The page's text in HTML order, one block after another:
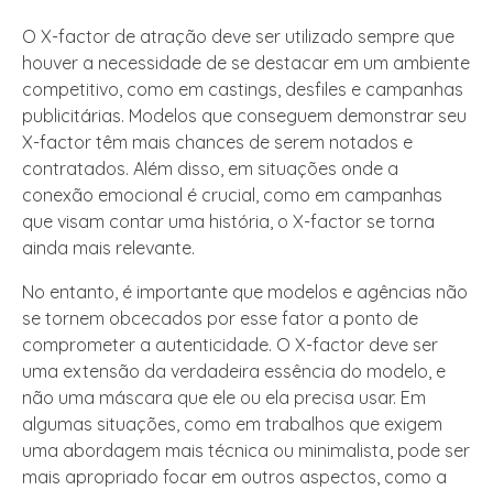
O X-factor de atração deve ser utilizado sempre que
houver a necessidade de se destacar em um ambiente
competitivo, como em castings, desfiles e campanhas
publicitárias. Modelos que conseguem demonstrar seu
X-factor têm mais chances de serem notados e
contratados. Além disso, em situações onde a
conexão emocional é crucial, como em campanhas
que visam contar uma história, o X-factor se torna
ainda mais relevante.
No entanto, é importante que modelos e agências não
se tornem obcecados por esse fator a ponto de
comprometer a autenticidade. O X-factor deve ser
uma extensão da verdadeira essência do modelo, e
não uma máscara que ele ou ela precisa usar. Em
algumas situações, como em trabalhos que exigem
uma abordagem mais técnica ou minimalista, pode ser
mais apropriado focar em outros aspectos, como a